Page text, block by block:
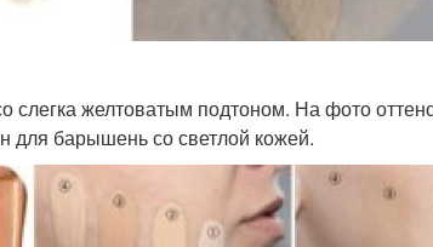
слегка желтоватым подтоном. На фото
барышень со светлой кожей.